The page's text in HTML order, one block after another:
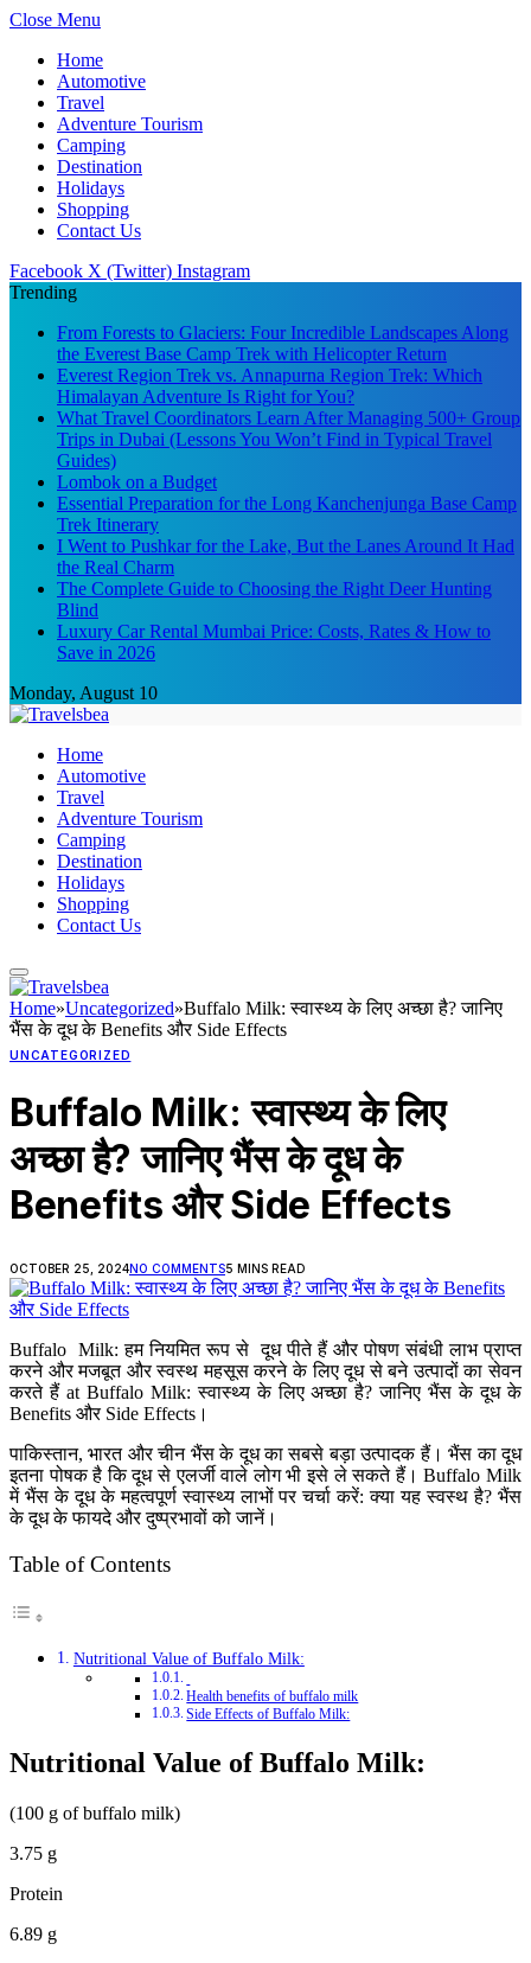
Close Menu
Home
Automotive
Travel
Adventure Tourism
Camping
Destination
Holidays
Shopping
Contact Us
Facebook X (Twitter) Instagram
Trending
From Forests to Glaciers: Four Incredible Landscapes Along
the Everest Base Camp Trek with Helicopter Return
Everest Region Trek vs. Annapurna Region Trek: Which
Himalayan Adventure Is Right for You?
What Travel Coordinators Learn After Managing 500+ Group
Trips in Dubai (Lessons You Won’t Find in Typical Travel
Guides)
Lombok on a Budget
Essential Preparation for the Long Kanchenjunga Base Camp
Trek Itinerary
I Went to Pushkar for the Lake, But the Lanes Around It Had
the Real Charm
The Complete Guide to Choosing the Right Deer Hunting
Blind
Luxury Car Rental Mumbai Price: Costs, Rates & How to
Save in 2026
Monday, August 10
Home
Automotive
Travel
Adventure Tourism
Camping
Destination
Holidays
Shopping
Contact Us
Home»Uncategorized»Buffalo Milk: स्वास्थ्य के लिए अच्छा है? जानिए
भैंस के दूध के Benefits और Side Effects
UNCATEGORIZED
Buffalo Milk: स्वास्थ्य के लिए
अच्छा है? जानिए भैंस के दूध के
Benefits और Side Effects
OCTOBER 25, 2024NO COMMENTS5 MINS READ
Buffalo Milk: हम नियमित रूप से दूध पीते हैं और पोषण संबंधी लाभ प्राप्त
करने और मजबूत और स्वस्थ महसूस करने के लिए दूध से बने उत्पादों का सेवन
करते हैं at Buffalo Milk: स्वास्थ्य के लिए अच्छा है? जानिए भैंस के दूध के
Benefits और Side Effects।
पाकिस्तान, भारत और चीन भैंस के दूध का सबसे बड़ा उत्पादक हैं। भैंस का दूध
इतना पोषक है कि दूध से एलर्जी वाले लोग भी इसे ले सकते हैं। Buffalo Milk
में भैंस के दूध के महत्वपूर्ण स्वास्थ्य लाभों पर चर्चा करें: क्या यह स्वस्थ है? भैंस
के दूध के फायदे और दुष्प्रभावों को जानें।
Table of Contents
Nutritional Value of Buffalo Milk:
Health benefits of buffalo milk
Side Effects of Buffalo Milk:
Nutritional Value of Buffalo Milk:
(100 g of buffalo milk)
3.75 g
Protein
6.89 g